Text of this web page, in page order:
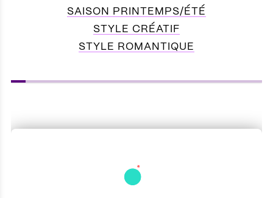
SAISON PRINTEMPS/ÉTÉ
STYLE CRÉATIF
STYLE ROMANTIQUE